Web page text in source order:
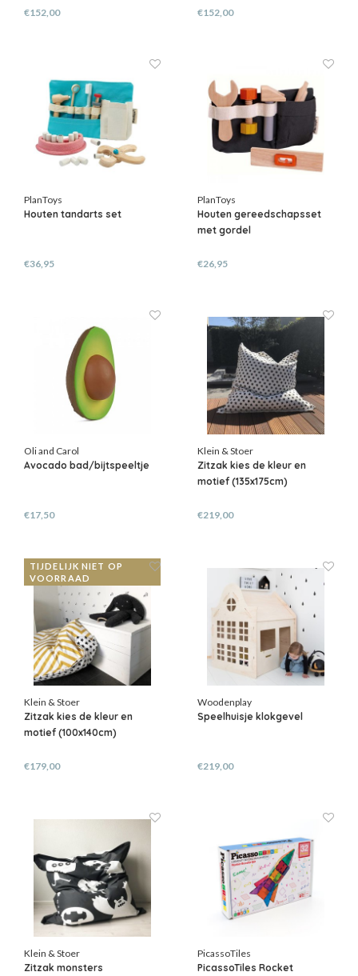
€152,00 €152,00
PlanToys
Houten tandarts set
€36,95
PlanToys
Houten gereedschapsset
met gordel
€26,95
Oli and Carol
Avocado bad/bijtspeeltje
€17,50
Klein & Stoer
Zitzak kies de kleur en
motief (135x175cm)
€219,00
TIJDELIJK NIET OP
VOORRAAD
Klein & Stoer
Zitzak kies de kleur en
motief (100x140cm)
€179,00
Woodenplay
Speelhuisje klokgevel
€219,00
Klein & Stoer
Zitzak monsters
PicassoTiles
PicassoTiles Rocket